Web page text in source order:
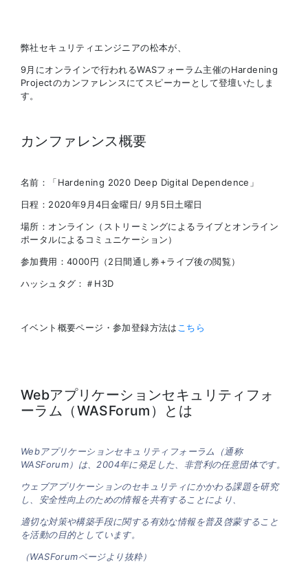
弊社セキュリティエンジニアの松本が、
9月にオンラインで行われるWASフォーラム主催のHardening
Projectのカンファレンスにてスピーカーとして登壇いたしま
す。
カンファレンス概要
名前：「Hardening 2020 Deep Digital Dependence」
日程：2020年9月4日金曜日/ 9月5日土曜日
場所：オンライン（ストリーミングによるライブとオンライン
ポータルによるコミュニケーション）
参加費用：4000円（2日間通し券+ライブ後の閲覧）
ハッシュタグ：＃H3D
イベント概要ページ・参加登録方法は こちら
Webアプリケーションセキュリティフォ
ーラム（WASForum）とは
Webアプリケーションセキュリティフォーラム（通称
WASForum）は、2004年に発足した、非営利の任意団体です。
ウェブアプリケーションのセキュリティにかかわる課題を研究
し、安全性向上のための情報を共有することにより、
適切な対策や構築手段に関する有効な情報を普及啓蒙すること
を活動の目的としています。
（WASForumページより抜粋）